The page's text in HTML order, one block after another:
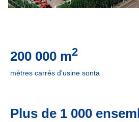
200 000 m2
mètres carrés d'usine sonta
Plus de 1 000